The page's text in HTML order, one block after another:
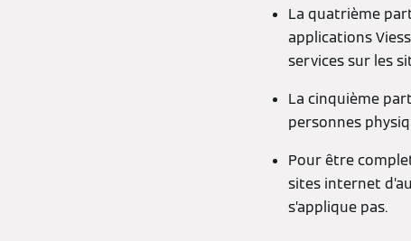
La quatrième
applications
services sur les
La cinquième
personnes
Pour être
sites internet
s’applique pas.